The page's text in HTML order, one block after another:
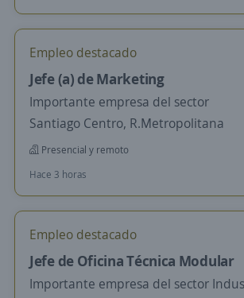
Empleo destacado
Jefe (a) de Marketing
Importante empresa del sector
Santiago Centro, R.Metropolitana
Presencial y remoto
Hace 3 horas
Empleo destacado
Jefe de Oficina Técnica Modular
Importante empresa del sector